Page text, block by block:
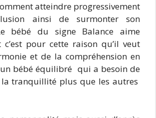
atteindre progressivement
ainsi de surmonter son
bébé du signe Balance aime
c’est pour cette raison qu’il veut
et de la compréhension en
un bébé équilibré qui a besoin de
tranquillité plus que les autres